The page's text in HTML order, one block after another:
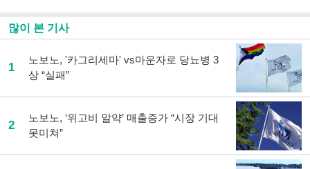
많이 본 기사
1
노보노, '카그리세마' vs마운자로 당뇨병 3
상 “실패”
2
노보노, ‘위고비 알약’ 매출증가 “시장 기대
못미쳐”